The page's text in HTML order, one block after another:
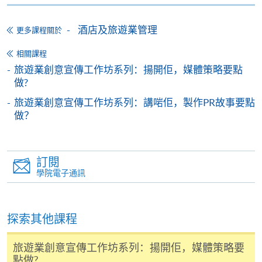
報讀同一學歷頒授課程內其他單元
個別課程為須報讀同一學歷頒授課程及其他單元或繳
交下期學費的學員，提供網上服務，如學員就讀的課
程設有此服務，課程負責人會通知學員有關程序。
網上支付可通過「繳費靈」(PPS) (不適用於手機)、
VISA 或 Mastercard、「微信支付」(Online WeChat
繳付學費。
報讀新課程
更多課程關於 酒店及旅遊業管理
相關課程
旅遊業創意宣傳工作坊系列：揚開佢，媒體策略要點
做?
旅遊業創意宣傳工作坊系列：講啱佢，製作PR故事要點
做？
訂閱
學院電子通訊
探索其他課程
旅遊業創意宣傳工作坊系列：揚開佢，媒體策略要